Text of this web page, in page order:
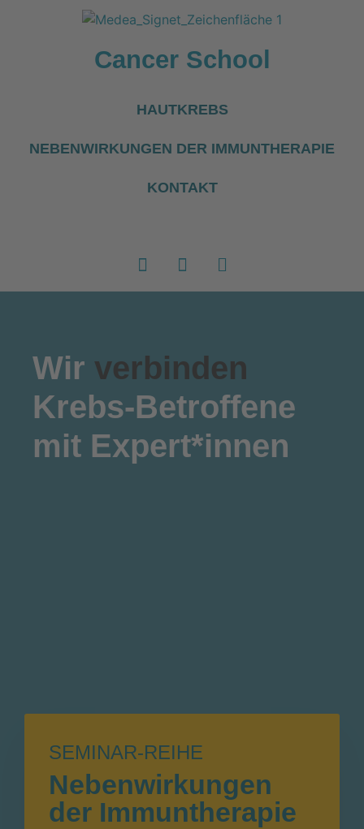
Cancer School
HAUTKREBS
NEBENWIRKUNGEN DER IMMUNTHERAPIE
KONTAKT
Wir verbinden
Krebs-Betroffene
mit Expert*innen
SEMINAR-REIHE
Nebenwirkungen
der Immuntherapie